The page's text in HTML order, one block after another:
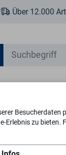
Über 12.000
Erlebnis zu